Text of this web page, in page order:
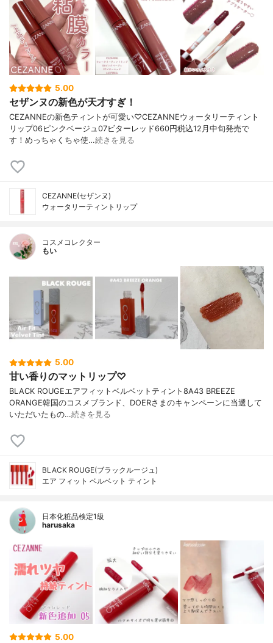
5.00
セザンヌの新色が天才すぎ！
CEZANNEの新色ティントが可愛い♡CEZANNEウォータリーティント
リップ06ピンクベージュ07ビターレッド660円税込12月中旬発売で
す！めっちゃくちゃ使…続きを見る
CEZANNE(セザンヌ)
ウォータリーティントリップ
コスメコレクター
もい
5.00
甘い香りのマットリップ♡
BLACK ROUGEエアフィットベルベットティント8A43 BREEZE
ORANGE韓国のコスメブランド、DOERさまのキャンペーンに当選して
いただいたもの…続きを見る
BLACK ROUGE(ブラックルージュ)
エア フィット ベルベット ティント
日本化粧品検定1級
harusaka
5.00